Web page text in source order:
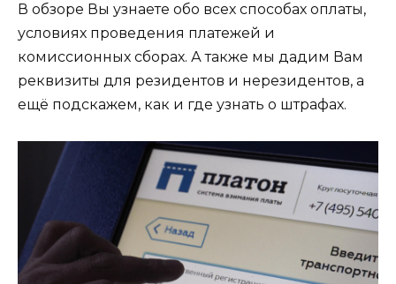
В обзоре Вы узнаете обо всех способах оплаты,
условиях проведения платежей и
комиссионных сборах. А также мы дадим Вам
реквизиты для резидентов и нерезидентов, а
ещё подскажем, как и где узнать о штрафах.